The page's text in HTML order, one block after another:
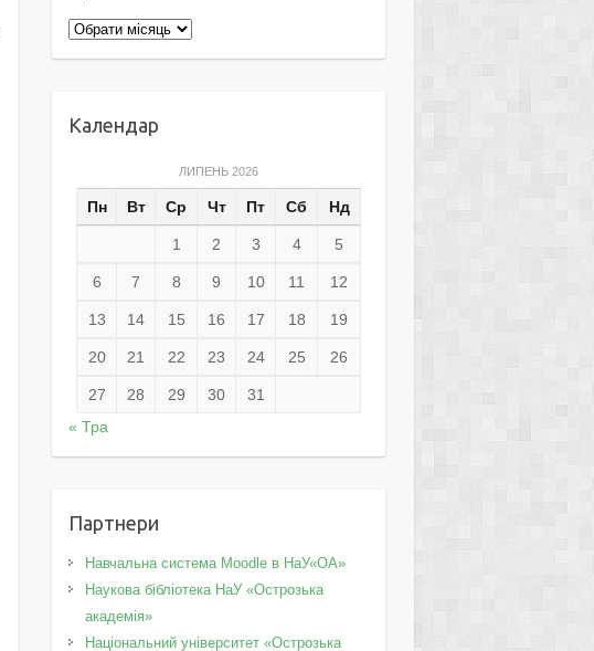
Архіви
Календар
ЛИПЕНЬ 2026
Пн Вт Ср Чт Пт Сб Нд
1 2 3 4 5
6 7 8 9 10 11 12
13 14 15 16 17 18 19
20 21 22 23 24 25 26
27 28 29 30
31
« Тра
Партнери
Навчальна система Moodle в НаУ«ОА»
Наукова бібліотека НаУ «Острозька
академія»
Національний університет «Острозька